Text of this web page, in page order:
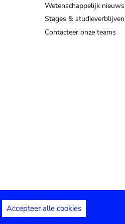
Wetenschappelijk nieuws
Stages & studieverblijven
Contacteer onze teams
Accepteer alle cookies